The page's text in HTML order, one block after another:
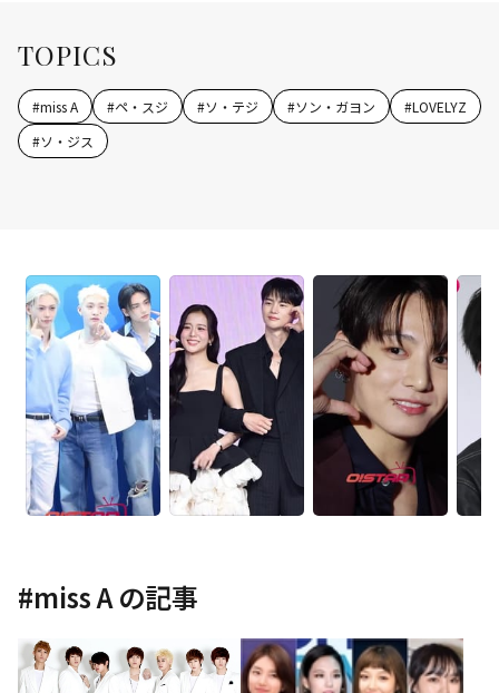
TOPICS
#miss A #ペ・スジ #ソ・テジ #ソン・ガヨン #LOVELYZ
#ソ・ジス
#miss A の記事